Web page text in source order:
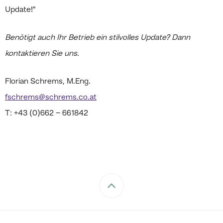
Update!“
Benötigt auch Ihr Betrieb ein stilvolles Update? Dann
kontaktieren Sie uns.
Florian Schrems, M.Eng.
fschrems@schrems.co.at
T: +43 (0)662 – 661842